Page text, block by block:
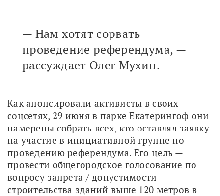
— Нам хотят сорвать
проведение референдума, —
рассуждает Олег Мухин.
Как анонсировали активисты в своих
соцсетях, 29 июня в парке Екатерингоф они
намерены собрать всех, кто оставлял заявку
на участие в инициативной группе по
проведению референдума. Его цель —
провести общегородское голосование по
вопросу запрета / допустимости
строительства зданий выше 120 метров в